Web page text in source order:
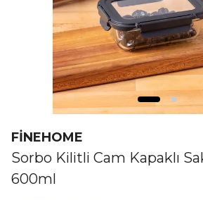
FİNEHOME
Sorbo Kilitli Cam Kapaklı
600ml